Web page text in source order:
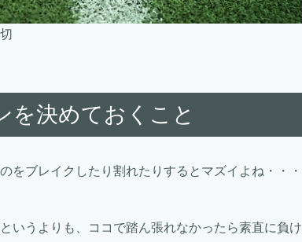
を決めておくこと
をブレイクしたり割れたりするとマズイよね・・
いうよりも、ココで踏ん張れなかったら素直に負